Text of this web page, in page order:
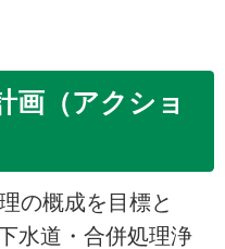
画（アクショ
の概成を目標と
水道・合併処理浄